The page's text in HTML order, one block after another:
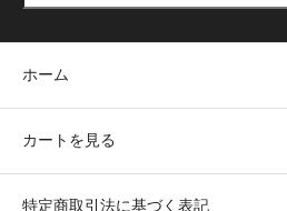
ホーム
カートを見る
特定商取引法に基づく表記